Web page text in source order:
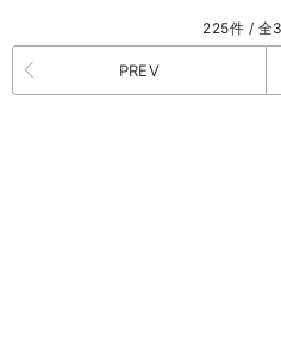
225件 / 全
PREV